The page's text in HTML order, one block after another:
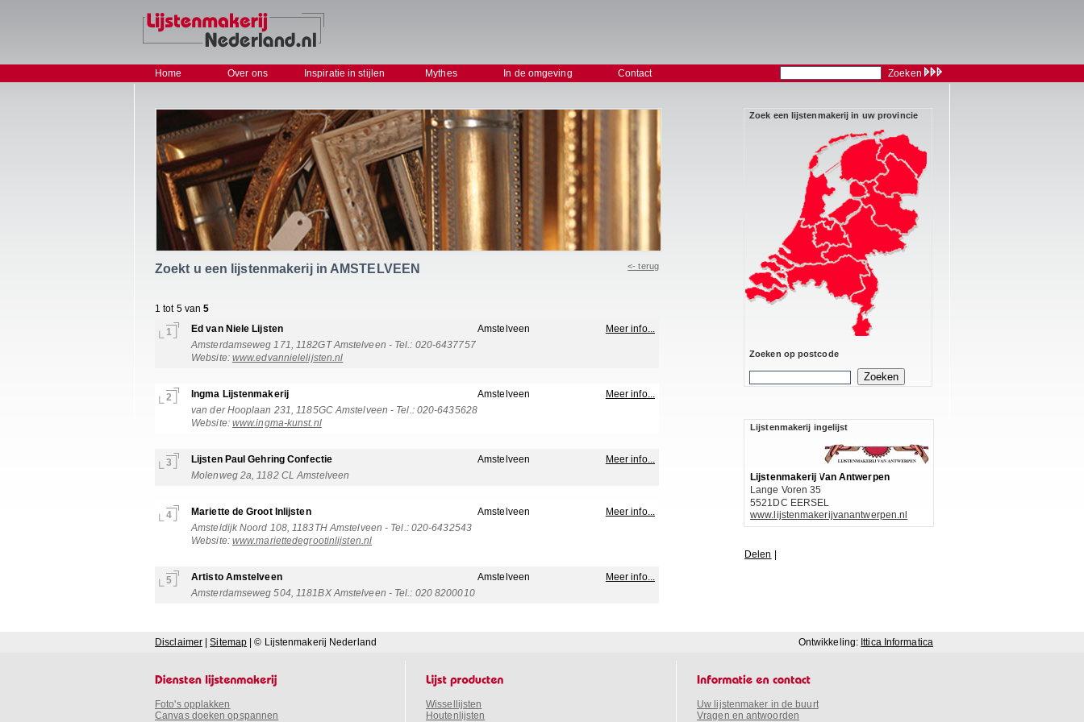
Home Over ons Inspiratie in stijlen Mythes In de omgeving Contact Zoeken
Zoekt u een lijstenmakerij in AMSTELVEEN <- terug
1 tot 5 van5
1 Ed van Niele Lijsten Amstelveen
Meer info...
Amsterdamseweg 171, 1182GT Amstelveen - Tel.: 020-6437757
Website: www.edvannielelijsten.nl
2 Ingma Lijstenmakerij Amstelveen
Meer info...
van der Hooplaan 231, 1185GC Amstelveen - Tel.: 020-6435628
Website: www.ingma-kunst.nl
3 Lijsten Paul Gehring Confectie Amstelveen
Meer info...
Molenweg 2a, 1182 CL Amstelveen
4 Mariette de Groot Inlijsten Amstelveen
Meer info...
Amsteldijk Noord 108, 1183TH Amstelveen - Tel.: 020-6432543
Website: www.mariettedegrootinlijsten.nl
5 Artisto Amstelveen Amstelveen
Meer info...
Amsterdamseweg 504, 1181BX Amstelveen - Tel.: 020 8200010
Zoek een lijstenmakerij in uw provincie
Zoeken op postcode
Lijstenmakerij ingelijst
Lijstenmakerij Van Antwerpen
Lange Voren 35
5521DC EERSEL
www.lijstenmakerijvanantwerpen.nl
Delen
Disclaimer |Sitemap | © Lijstenmakerij Nederland Ontwikkeling: Ittica Informatica
Foto's opplakken
Canvas doeken opspannen
Wissellijsten
Houtenlijsten
Uw lijstenmaker in de buurt
Vragen en antwoorden